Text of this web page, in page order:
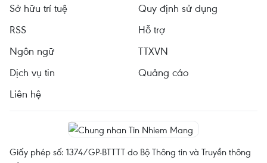
Sở hữu trí tuệ
Quy định sử dụng
RSS
Hỗ trợ
Ngôn ngữ
TTXVN
Dịch vụ tin
Quảng cáo
Liên hệ
Giấy phép số: 1374/GP-BTTTT do Bộ Thông tin và Truyền thông